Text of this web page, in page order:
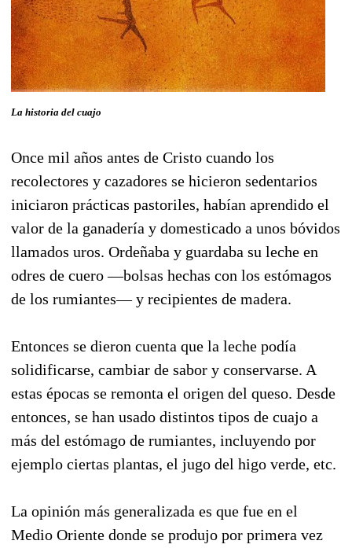
La historia del cuajo
Once mil años antes de Cristo cuando los
recolectores y cazadores se hicieron sedentarios
iniciaron prácticas pastoriles, habían aprendido el
valor de la ganadería y domesticado a unos bóvidos
llamados uros. Ordeñaba y guardaba su leche en
odres de cuero —bolsas hechas con los estómagos
de los rumiantes— y recipientes de madera.
Entonces se dieron cuenta que la leche podía
solidificarse, cambiar de sabor y conservarse. A
estas épocas se remonta el origen del queso. Desde
entonces, se han usado distintos tipos de cuajo a
más del estómago de rumiantes, incluyendo por
ejemplo ciertas plantas, el jugo del higo verde, etc.
La opinión más generalizada es que fue en el
Medio Oriente donde se produjo por primera vez